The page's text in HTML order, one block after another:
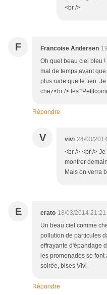
<br />
F Francoise Andersen
Oh quel beau ciel bleu
mal de temps avant
plus rude que le tien.
chez<br /> les
Répondre
V vivi 24/03/
<br /> <br />
montrer
Mais on verra
E erato 18/03/2014 21:21
Un beau ciel comme
pollution de particules
effrayante d'épandage
les promenades se
soirée, bises Vivi
Répondre